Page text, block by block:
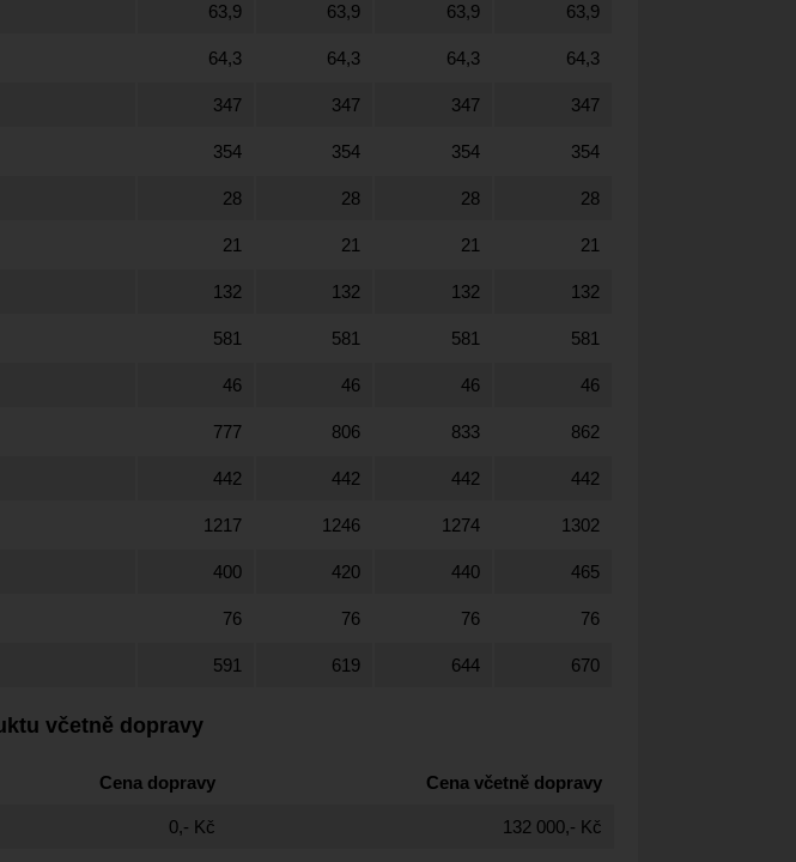
63,9 63,9 63,9 63,9
64,3 64,3 64,3 64,3
347 347 347 347
354 354 354 354
28 28 28 28
21 21 21 21
132 132 132 132
581 581 581 581
46 46 46 46
777 806 833 862
442 442 442 442
1217 1246 1274 1302
400 420 440 465
76 76 76 76
591 619 644 670
včetně dopravy
Cena dopravy Cena včetně dopravy
0,- Kč 132 000,- Kč